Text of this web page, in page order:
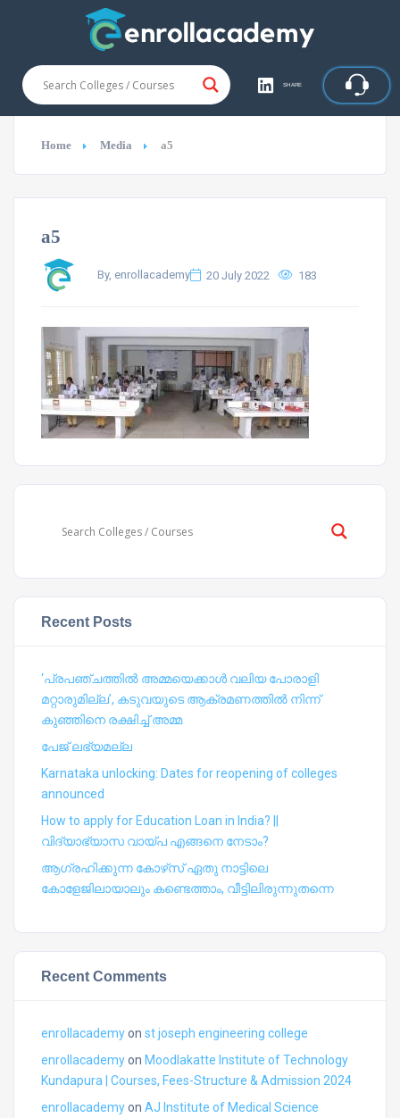
SHARE
Home Media a5
a5
By, enrollacademy 20 July 2022 183
Recent Posts
‘പ്രപഞ്ചത്തില്‍ അമ്മയെക്കാള്‍ വലിയ പോരാളി
മറ്റാരുമില്ല’, കടുവയുടെ ആക്രമണത്തില്‍ നിന്ന്
കുഞ്ഞിനെ രക്ഷിച്ച് അമ്മ
പേജ് ലഭ്യമല്ല
Karnataka unlocking: Dates for reopening of colleges
announced
How to apply for Education Loan in India? ||
വിദ്യാഭ്യാസ വായ്പ എങ്ങനെ നേടാം?
ആഗ്രഹിക്കുന്ന കോഴ്‍സ് ഏതു നാട്ടിലെ
കോളേജിലായാലും കണ്ടെത്താം, വീട്ടിലിരുന്നുതന്നെ
Recent Comments
enrollacademyon st joseph engineering college
enrollacademyon Moodlakatte Institute of Technology
Kundapura | Courses, Fees-Structure & Admission 2024
enrollacademyon AJ Institute of Medical Science